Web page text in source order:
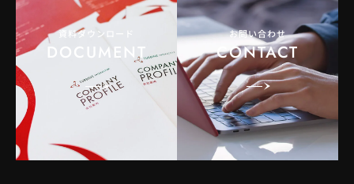
資料ダウンロード
DOCUMENT
お問い合わせ
CONTACT